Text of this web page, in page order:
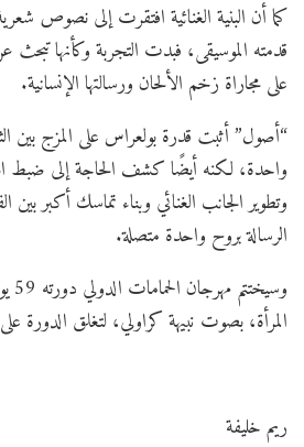
كما أن البنية الغنائية افتقرت إلى نصوص
قدمته الموسيقى، فبدت التجربة وكأنها
على مجاراة زخم الألحان ورسالتها الإنسانية.
“أصول” أثبت قدرة بولعراس على المزج بين
واحدة، لكنه أيضًا كشف الحاجة إلى ضبط
وتطوير الجانب الغنائي وبناء تماسك أكبر
الرسالة بروح واحدة متصلة.
المرأة، بصوت نبيهة كراولي، لتغلق الدورة على
ريم خليفة